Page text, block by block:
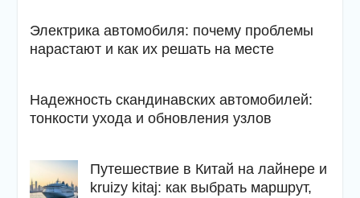
Электрика автомобиля: почему проблемы
нарастают и как их решать на месте
Надежность скандинавских автомобилей:
тонкости ухода и обновления узлов
Путешествие в Китай на лайнере и
kruizy kitaj: как выбрать маршрут,